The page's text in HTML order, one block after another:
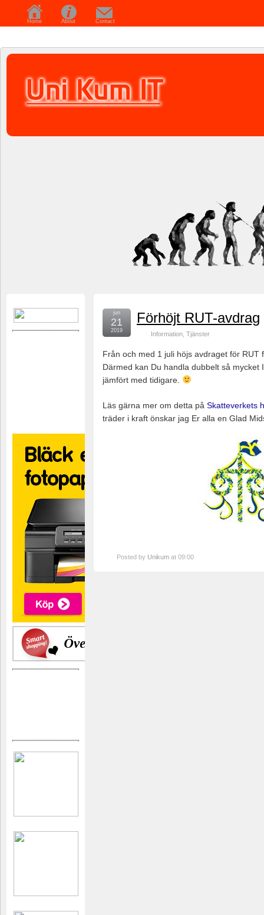
Home About Contact
Förhöjt RUT-avdrag
Information Tjänster
jun
21
2019
Från och med 1 juli höjs avdraget för RUT
Därmed kan Du handla dubbelt så mycket
jämfört med tidigare.
Läs gärna mer om detta på Skatteverkets
träder i kraft önskar jag Er alla en Glad
Posted by Unikum at 09:00